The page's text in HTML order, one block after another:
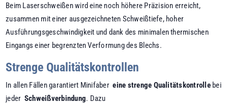
Beim Laserschweißen wird eine noch höhere Präzision erreicht,
zusammen mit einer ausgezeichneten Schweißtiefe, hoher
Ausführungsgeschwindigkeit und dank des minimalen thermischen
Eingangs einer begrenzten Verformung des Blechs.
Strenge Qualitätskontrollen
In allen Fällen garantiert Minifaber eine strenge Qualitätskontrollebei
jeder Schweißverbindung. Dazu